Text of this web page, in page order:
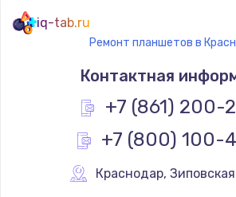
iq-tab.ru
Ремонт планшетов в
Контактная
+7 (861) 200-
+7 (800) 100-
Краснодар,